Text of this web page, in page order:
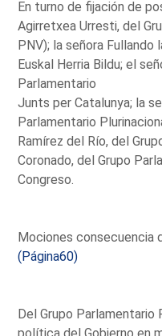
En turno de fijación de
Agirretxea Urresti, del
PNV); la señora Fullando
Euskal Herria Bildu; el
Parlamentario
Junts per Catalunya; la
Parlamentario
Ramírez del Río, del
Coronado, del Grupo
Congreso.
Mociones consecuencia
(Página60)
Del Grupo Parlamentario
política del Gobierno en